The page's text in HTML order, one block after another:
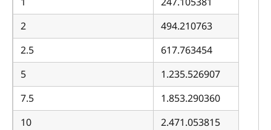
2
494.210763
2.5
617.763454
5
1.235.526907
7.5
1.853.290360
10
2.471.053815